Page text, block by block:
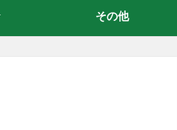
その他